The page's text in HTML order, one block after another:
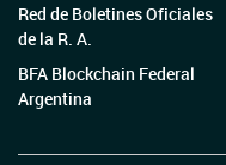
Red de Boletines Oficiales
de la R. A.
BFA Blockchain Federal
Argentina